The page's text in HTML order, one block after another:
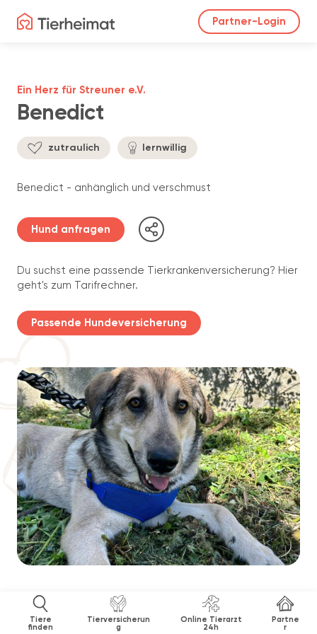
Partner-Login
Tiere
finden
Tierversicherun
g
Online Tierarzt
24h
Partne
r
Benedict
Ein Herz für Streuner e.V.
zutraulich lernwillig
Benedict - anhänglich und verschmust
Hund anfragen
Du suchst eine passende Tierkrankenversicherung? Hier
geht's zum Tarifrechner.
Passende Hundeversicherung